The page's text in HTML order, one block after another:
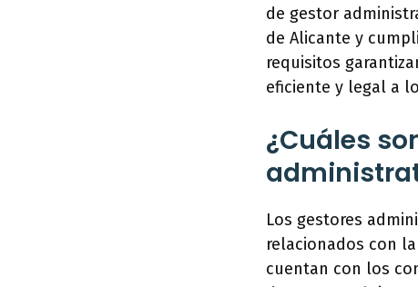
de gestor
de Alicante y
requisitos
eficiente y legal a
¿Cuáles
Los gestores
relacionados con
cuentan con los